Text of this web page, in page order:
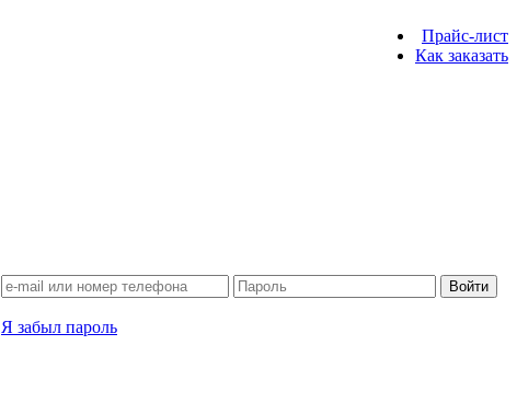
Прайс-лист
Как заказать
Войти
Я забыл пароль